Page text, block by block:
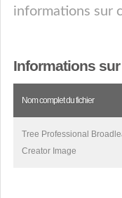
informations sur
Informations
Nom complet du fichier
Tree Professional
Creator Image